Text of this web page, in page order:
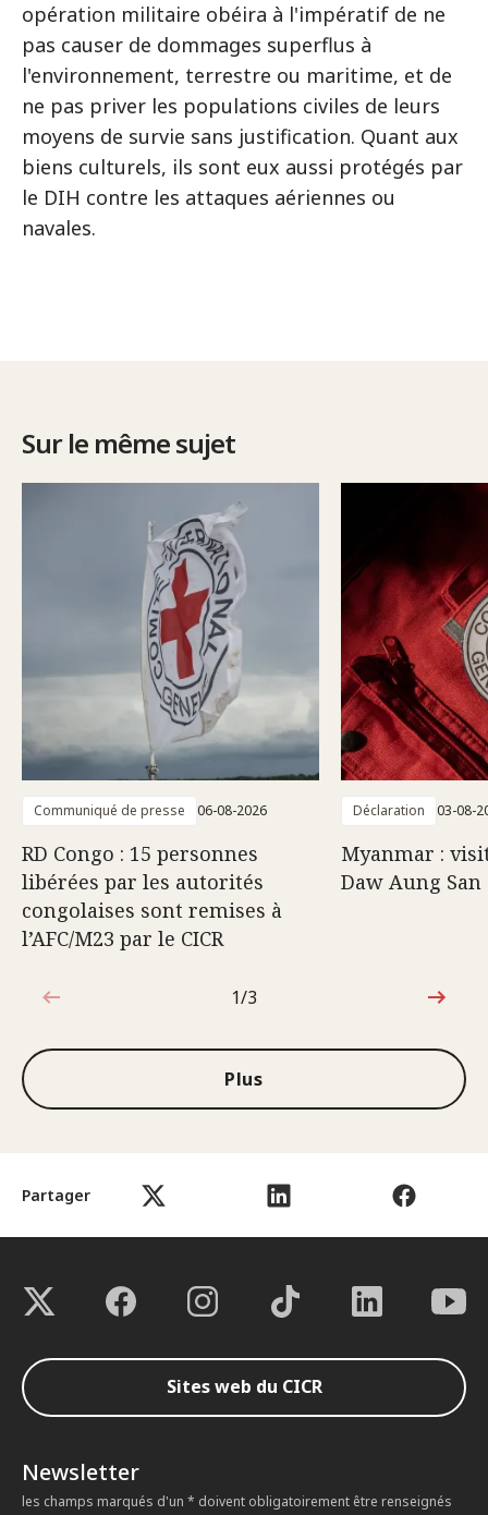
Partager
opération militaire obéira à l'impératif de ne
pas causer de dommages superflus à
l'environnement, terrestre ou maritime, et de
ne pas priver les populations civiles de leurs
moyens de survie sans justification. Quant aux
biens culturels, ils sont eux aussi protégés par
le DIH contre les attaques aériennes ou
navales.
Sur le même sujet
Communiqué de presse 06-08-2026
RD Congo : 15 personnes
libérées par les autorités
congolaises sont remises à
l’AFC/M23 par le CICR
Déclaration 03-08-
Myanmar :
Daw Aung San
1sur3
1/3
Plus
Sites web du CICR
Newsletter
les champs marqués d'un * doivent obligatoirement être renseignés